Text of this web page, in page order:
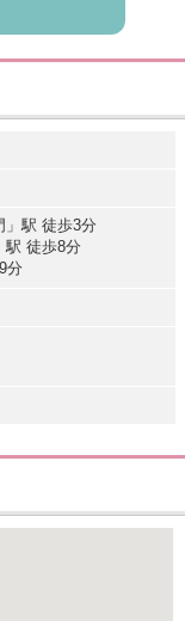
都心での快適で安心
す。
も魅力です。
」駅 徒歩3分
駅 徒歩8分
分